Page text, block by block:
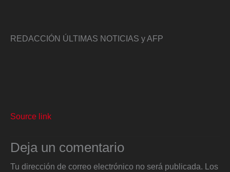
REDACCIÓN ÚLTIMAS NOTICIAS y AFP
Source link
Deja un comentario
Tu dirección de correo electrónico no será publicada. Los